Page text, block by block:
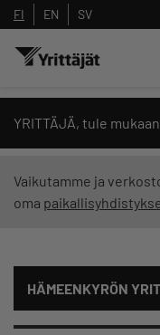
FI EN SV
YRITTÄJÄ, tule
Vaikutamme ja
oma
HÄMEENKYRÖN
Hae sivustolta
Yrittäjien
Suodata